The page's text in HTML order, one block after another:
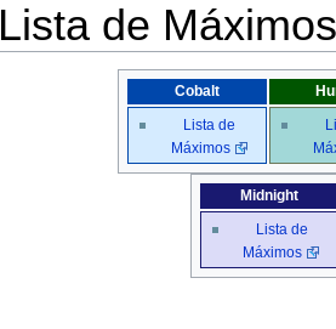
Lista de Máximos
Cobalt
Lista de
Máximos
Midnight
Lista de
Máximos